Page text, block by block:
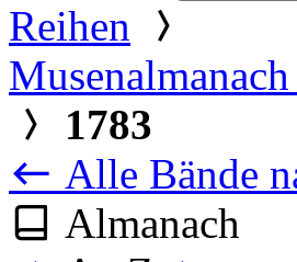
Reihen
1783
Alle Bände
Almanach